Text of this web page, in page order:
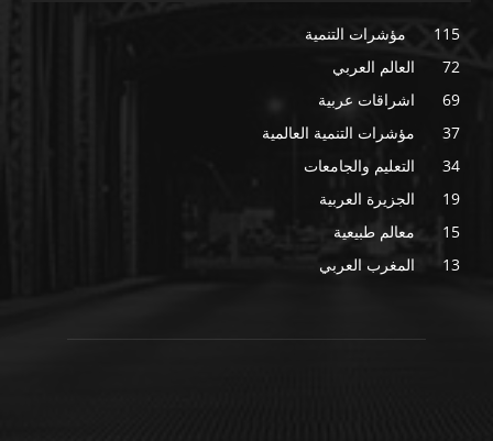
مؤشرات التنمية
115
العالم العربي
72
اشراقات عربية
69
مؤشرات التنمية العالمية
37
التعليم والجامعات
34
الجزيرة العربية
19
معالم طبيعية
15
المغرب العربي
13